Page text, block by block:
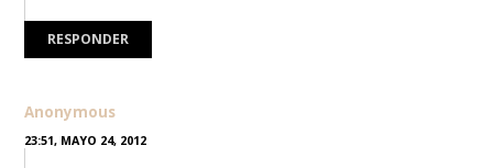
RESPONDER
Anonymous
23:51, MAYO 24, 2012